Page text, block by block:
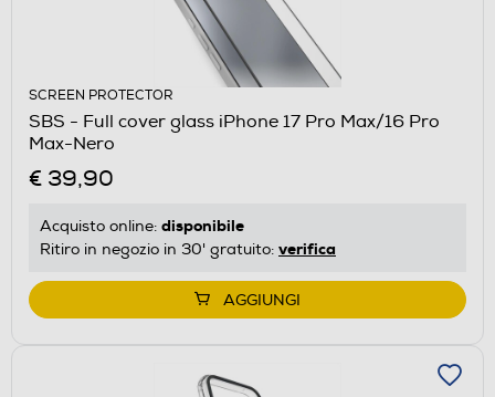
SCREEN PROTECTOR
SBS - Full cover glass iPhone 17 Pro Max/16 Pro
Max-Nero
€ 39,90
Acquisto online: disponibile
Ritiro in negozio in 30' gratuito: verifica
AGGIUNGI